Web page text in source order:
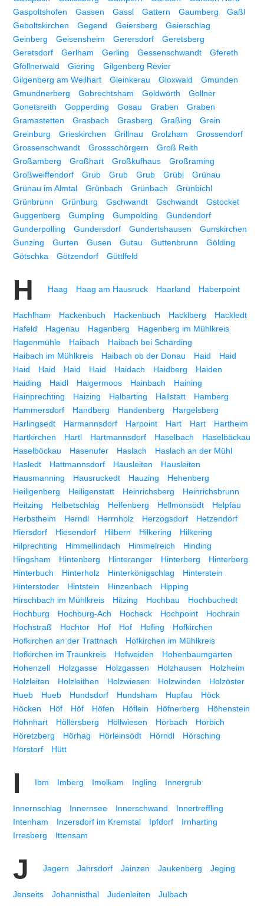
Gaspoltshofen
Gassen Gassl Gattern Gaumberg
Gaßl
Geboltskirchen
Gegend Geiersberg
Geierschlag
Geinberg
Geisensheim Gerersdorf
Geretsberg
Geretsdorf
Gerlham Gerling Gessenschwandt
Gfereth
Gföllnerwald
Giering
Gilgenberg Revier
Gilgenberg am Weilhart
Gleinkerau Gloxwald
Gmunden
Gmundnerberg
Gobrechtsham Goldwörth
Gollner
Gonetsreith
Gopperding Gosau Graben
Graben
Gramastetten
Grasbach Grasberg Graßing
Grein
Greinburg
Grieskirchen Grillnau Grolzham
Grossendorf
Grossenschwandt
Grossschörgern
Groß Reith
Großamberg
Großhart Großkufhaus
Großraming
Großweiffendorf
Grub Grub Grub Grübl
Grünau
Grünau im Almtal
Grünbach Grünbach
Grünbichl
Grünbrunn
Grünburg Gschwandt Gschwandt
Gstocket
Guggenberg
Gumpling Gumpolding
Gundendorf
Gunderpolling
Gundersdorf Gundertshausen
Gunskirchen
Gunzing
Gurten Gusen Gutau Guttenbrunn
Gölding
Götschka
Götzendorf Güttlfeld
H Haag Haag am Hausruck Haarland Haberpoint
Hachlham Hackenbuch Hackenbuch Hacklberg
Hackledt
Hafeld
Hagenau Hagenberg
Hagenberg im Mühlkreis
Hagenmühle
Haibach
Haibach bei Schärding
Haibach im Mühlkreis
Haibach ob der Donau Haid
Haid
Haid
Haid Haid Haid Haidach Haidberg
Haiden
Haiding
Haidl Haigermoos Hainbach
Haining
Hainprechting
Haizing Halbarting Hallstatt
Hamberg
Hammersdorf
Handberg Handenberg
Hargelsberg
Harlingsedt
Harmannsdorf Harpoint Hart Hart
Hartheim
Hartkirchen
Hartl Hartmannsdorf Haselbach
Haselbäckau
Haselböckau
Hasenufer Haslach
Haslach an der Mühl
Hasledt
Hattmannsdorf Hausleiten
Hausleiten
Hausmanning
Hausruckedt Hauzing
Hehenberg
Heiligenberg
Heiligenstatt Heinrichsberg
Heinrichsbrunn
Heitzing
Helbetschlag Helfenberg Hellmonsödt
Helpfau
Herbstheim
Herndl Herrnholz Herzogsdorf
Hetzendorf
Hiersdorf
Hiesendorf Hilbern Hilkering
Hilkering
Hilprechting
Himmellindach Himmelreich
Hinding
Hingsham
Hintenberg Hinteranger Hinterberg
Hinterberg
Hinterbuch
Hinterholz Hinterkönigschlag
Hinterstein
Hinterstoder
Hintstein Hinzenbach
Hipping
Hirschbach im Mühlkreis
Hitzing Hochbau
Hochbuchedt
Hochburg
Hochburg-Ach Hocheck Hochpoint
Hochrain
Hochstraß
Hochtor Hof Hof Hofing
Hofkirchen
Hofkirchen an der Trattnach
Hofkirchen im Mühlkreis
Hofkirchen im Traunkreis
Hofweiden
Hohenbaumgarten
Hohenzell
Holzgasse Holzgassen Holzhausen
Holzheim
Holzleiten
Holzleithen Holzwiesen Holzwinden
Holzöster
Hueb
Hueb Hundsdorf Hundsham Hupfau
Höck
Höcken
Höf Höf Höfen Höflein Höfnerberg
Höhenstein
Höhnhart
Höllersberg Höllwiesen Hörbach
Hörbich
Höretzberg
Hörhag Hörleinsödt Hörndl
Hörsching
Hörstorf
Hütt
I Ibm Imberg Imolkam Ingling Innergrub
Innernschlag Innernsee Innerschwand
Innertreffling
Intenham
Inzersdorf im Kremstal Ipfdorf
Irnharting
Irresberg
Ittensam
J Jagern Jahrsdorf Jainzen Jaukenberg Jeging
Jenseits Johannisthal Judenleiten Julbach